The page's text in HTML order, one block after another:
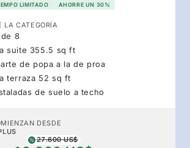
LIMITADO AHORRE UN 30%
LA CATEGORÍA
8
suite 355.5 sq ft
de popa a la de proa
terraza 52 sq ft
de suelo a techo
DESDE
27.600 US$